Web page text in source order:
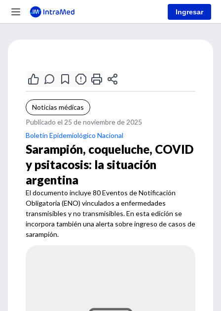
Ingresar
Noticias médicas
Publicado el 25 de noviembre de 2025
Boletín Epidemiológico Nacional
Sarampión, coqueluche, COVID
y psitacosis: la situación
argentina
El documento incluye 80 Eventos de Notificación
Obligatoria (ENO) vinculados a enfermedades
transmisibles y no transmisibles. En esta edición se
incorpora también una alerta sobre ingreso de casos de
sarampión.